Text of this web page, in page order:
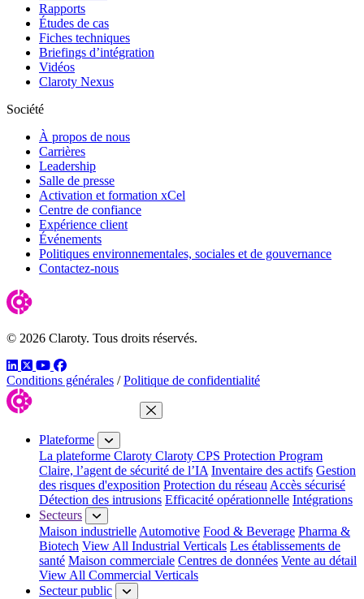
Rapports
Études de cas
Fiches techniques
Briefings d’intégration
Vidéos
Claroty Nexus
Société
À propos de nous
Carrières
Leadership
Salle de presse
Activation et formation xCel
Centre de confiance
Expérience client
Événements
Politiques environnementales, sociales et de gouvernance
Contactez-nous
© 2026 Claroty. Tous droits réservés.
LinkedIn
TwitterYouTube
Facebook
Conditions générales / Politique de confidentialité
Fermer le menu
Plateforme
La plateforme Claroty Claroty CPS Protection Program
Claire, l’agent de sécurité de l’IA Inventaire des actifs Gestion
des risques d'exposition Protection du réseau Accès sécurisé
Détection des intrusions Efficacité opérationnelle Intégrations
Secteurs
Maison industrielle Automotive Food & Beverage Pharma &
Biotech View All Industrial Verticals Les établissements de
santé Maison commerciale Centres de données Vente au détail
View All Commercial Verticals
Secteur public